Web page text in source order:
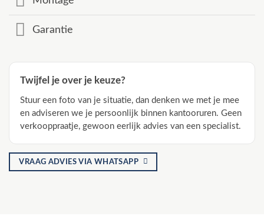
Garantie
Twijfel je over je keuze?
Stuur een foto van je situatie, dan denken we met je mee
en adviseren we je persoonlijk binnen kantooruren. Geen
verkooppraatje, gewoon eerlijk advies van een specialist.
VRAAG ADVIES VIA WHATSAPP